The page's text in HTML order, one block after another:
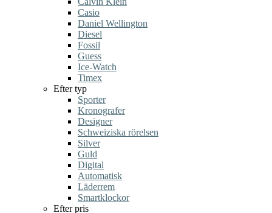
Casio
Daniel Wellington
Diesel
Fossil
Guess
Ice-Watch
Timex
Efter typ
Sporter
Kronografer
Designer
Schweiziska rörelsen
Silver
Guld
Digital
Automatisk
Läderrem
Smartklockor
Efter pris